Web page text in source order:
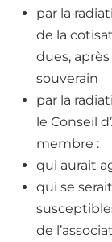
par la
de la
dues,
souverain
par la
le Conseil
membre :
qui aurait
qui se
de